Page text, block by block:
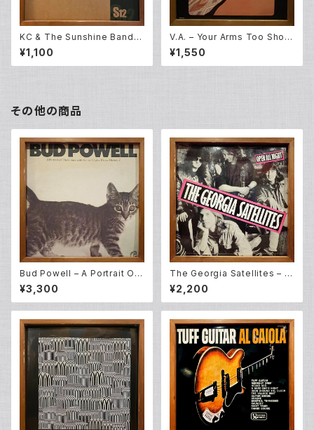
KC & The Sunshine Band –
Get Down Tonight / That's
The Way I Like It (12EP)
¥1,100
V.A. – Your Arms Too Short
To Box With God [Original
Broadway Cast] (LP)
¥1,550
その他の商品
Bud Powell – A Portrait Of
Thelonious (LP)
¥3,300
The Georgia Satellites – O
pen All Night (LP)
¥2,200